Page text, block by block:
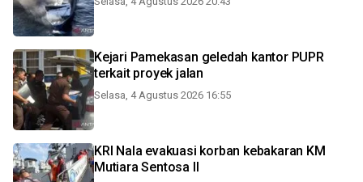
Kejari Pamekasan geledah kantor PUPR
terkait proyek jalan
Selasa, 4 Agustus 2026 16:55
KRI Nala evakuasi korban kebakaran KM
Mutiara Sentosa II